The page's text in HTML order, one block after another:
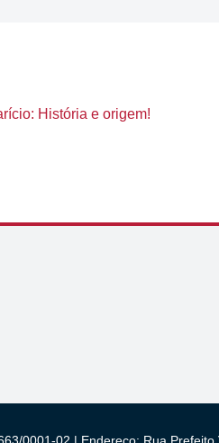
História e origem!